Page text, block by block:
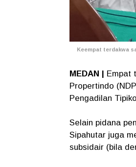
Keempat terdakwa
MEDAN |
Empat
Propertindo
Pengadilan
Selain pidana
Sipahutar juga
subsidair (bila